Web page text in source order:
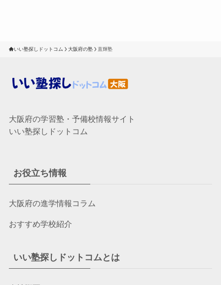
いい塾探しドットコム 大阪府の塾 直輝塾
大阪府の学習塾・予備校情報サイト
いい塾探しドットコム
お役立ち情報
大阪府の進学情報コラム
おすすめ学校紹介
いい塾探しドットコムとは